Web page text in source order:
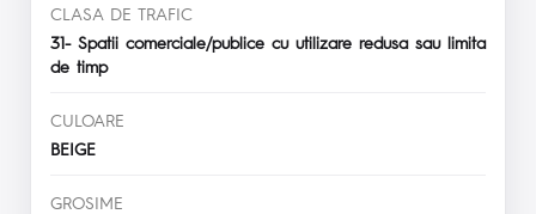
CLASA DE TRAFIC
31- Spatii comerciale/publice cu utilizare redusa sau limita
de timp
CULOARE
BEIGE
GROSIME